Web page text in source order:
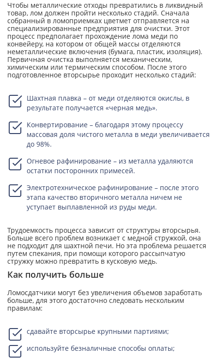
Чтобы металлические отходы превратились в ликвидный
товар, лом должен пройти несколько стадий. Сначала
собранный в ломоприемках цветмет отправляется на
специализированные предприятия для очистки. Этот
процесс предполагает прохождение лома меди по
конвейеру, на котором от общей массы отделяются
неметаллические включения (бумага, пластик, изоляция).
Первичная очистка выполняется механическим,
химическим или термическим способом. После этого
подготовленное вторсырье проходит несколько стадий:
Шахтная плавка – от меди отделяются окислы, в
результате получается «черная медь».
Конвертирование – благодаря этому процессу
массовая доля чистого металла в меди увеличивается
до 98%.
Огневое рафинирование – из металла удаляются
остатки посторонних примесей.
Электротехническое рафинирование – после этого
этапа качество вторичного металла ничем не
уступает выплавленной из руды меди.
Трудоемкость процесса зависит от структуры вторсырья.
Больше всего проблем возникает с медной стружкой, она
не подходит для шахтной печи. Но эта проблема решается
путем спекания, при помощи которого рассыпчатую
стружку можно превратить в кусковую медь.
Как получить больше
Ломосдатчики могут без увеличения объемов заработать
больше, для этого достаточно следовать нескольким
правилам:
сдавайте вторсырье крупными партиями;
используйте безналичные способы оплаты;